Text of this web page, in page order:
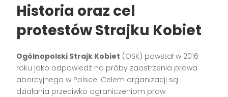
Historia oraz cel
protestów Strajku Kobiet
Ogólnopolski Strajk Kobiet (OSK) powstał w 2016
roku jako odpowiedź na próby zaostrzenia prawa
aborcyjnego w Polsce. Celem organizacji są
działania przeciwko ograniczeniom praw